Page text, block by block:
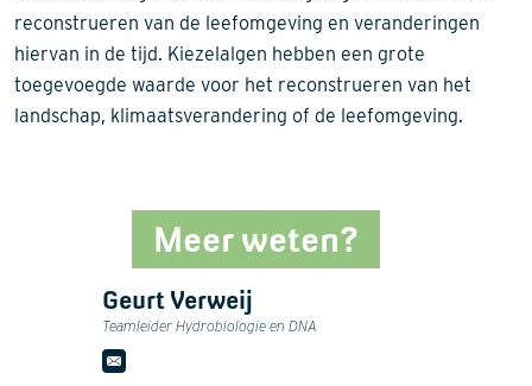
reconstrueren van de leefomgeving en veranderingen
hiervan in de tijd. Kiezelalgen hebben een grote
toegevoegde waarde voor het reconstrueren van het
landschap, klimaatsverandering of de leefomgeving.
Meer weten?
Geurt Verweij
Teamleider Hydrobiologie en DNA